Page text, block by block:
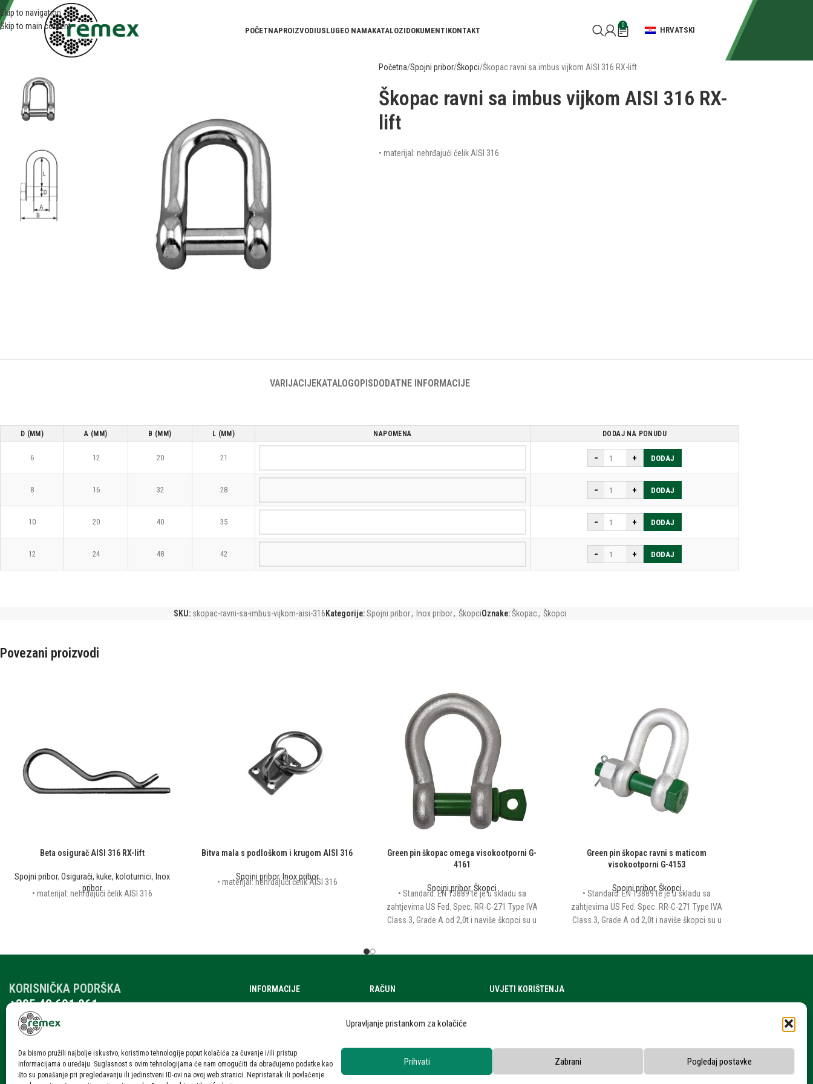
Upravljanje pristankom za kolačiće
Da bismo pružili najbolje iskustvo, koristimo tehnologije poput kolačića za čuvanje i/ili pristup
informacijama o uređaju. Suglasnost s ovim tehnologijama će nam omogućiti da obrađujemo podatke kao
što su ponašanje pri pregledavanju ili jedinstveni ID-ovi na ovoj web stranici. Nepristanak ili povlačenje
Prihvati Zabrani Pogledaj postavke
Skip to navigation
Skip to main content
POČETNAPROIZVODIUSLUGEO NAMAKATALOZIDOKUMENTIKONTAKT
0
HRVATSKI
Početna Spojni pribor Škopci Škopac ravni sa imbus vijkom AISI 316 RX-lift
Škopac ravni sa imbus vijkom AISI 316 RX-
lift
• materijal: nehrđajući čelik AISI 316
VARIJACIJEKATALOGOPISDODATNE INFORMACIJE
D (MM) A (MM) B (MM) L (MM) NAPOMENA DODAJ NA PONUDU
6 12 20 21 − + DODAJ
8 16 32 28 − + DODAJ
10 20 40 35 − + DODAJ
12 24 48 42 − + DODAJ
SKU: skopac-ravni-sa-imbus-vijkom-aisi-316Kategorije: Spojni pribor, Inox pribor, ŠkopciOznake: Škopac, Škopci
Povezani proizvodi
Beta osigurač AISI 316 RX-lift
Spojni pribor,Osigurači, kuke, koloturnici,Inox
pribor
• materijal: nehrđajući čelik AISI 316
Bitva mala s podloškom i krugom AISI 316
Spojni pribor, Inox pribor
• materijal: nehrđajući čelik AISI 316
Green pin škopac omega visokootporni G-
4161
Spojni pribor,Škopci
• Standard: EN 13889 te je u skladu sa
zahtjevima US Fed. Spec. RR-C-271 Type IVA
Class 3, Grade A od 2,0t i naviše škopci su u
Green pin škopac ravni s maticom
visokootporni G-4153
Spojni pribor, Škopci
• Standard: EN 13889 te je u skladu sa
zahtjevima US Fed. Spec. RR-C-271 Type IVA
Class 3, Grade A od 2,0t i naviše škopci su u
KORISNIČKA PODRŠKA
+385 42 601 061
remex@rmx.nikola-it.hr
Ponedjeljak – Petak: 7:30-15:30
INFORMACIJE
Karijera
Blog i novosti
RAČUN
Zahtjev za ponudom
UVJETI KORIŠTENJA
Privatnost korisnika